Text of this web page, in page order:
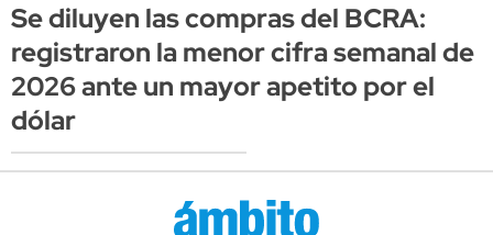
Se diluyen las compras del BCRA:
registraron la menor cifra semanal de
2026 ante un mayor apetito por el
dólar